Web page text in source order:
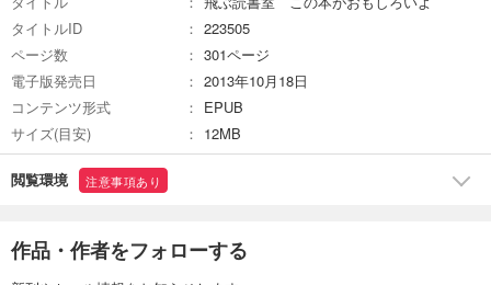
タイトルID
223505
ページ数
301ページ
電子版発売日
2013年10月18日
コンテンツ形式
EPUB
サイズ(目安)
12MB
閲覧環境 注意事項あり
作品・作者をフォローする